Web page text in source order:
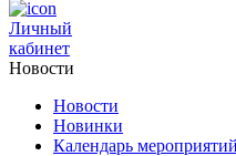
Личный
кабинет
Новости
Новости
Новинки
Календарь мероприятий